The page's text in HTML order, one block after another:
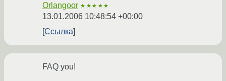
Orlangoor ★★★★★
13.01.2006 10:48:54 +00:00
Ссылка
FAQ you!